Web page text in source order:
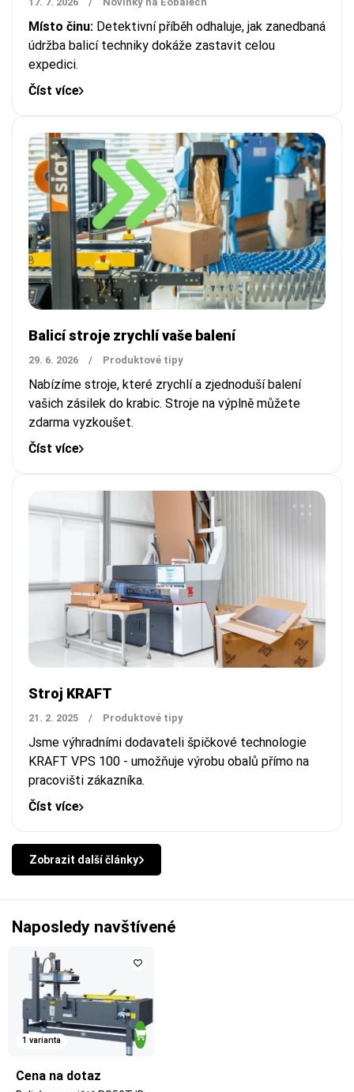
Místo činu: Detektivní příběh odhaluje, jak zanedbaná
údržba balicí techniky dokáže zastavit celou
expedici.
Číst více
Balicí stroje zrychlí vaše balení
29. 6. 2026 / Produktové tipy
Nabízíme stroje, které zrychlí a zjednoduší balení
vašich zásilek do krabic. Stroje na výplně můžete
zdarma vyzkoušet.
Číst více
Stroj KRAFT
21. 2. 2025 / Produktové tipy
Jsme výhradními dodavateli špičkové technologie
KRAFT VPS 100 - umožňuje výrobu obalů přímo na
pracovišti zákazníka.
Číst více
Zobrazit další články
Naposledy navštívené
1 varianta
Cena na dotaz